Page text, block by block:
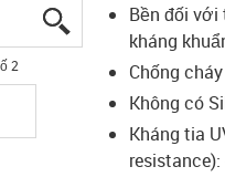
igus-icon-lupe
igus-icon-lupe
2
Bền đối với
kháng
Chống cháy
Không có
Kháng tia